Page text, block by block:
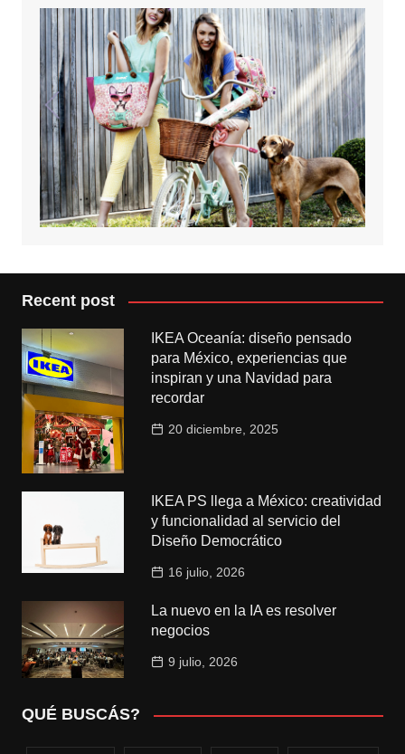
Recent post
IKEA Oceanía: diseño pensado
para México, experiencias que
inspiran y una Navidad para
recordar
20 diciembre, 2025
IKEA PS llega a México: creatividad
y funcionalidad al servicio del
Diseño Democrático
16 julio, 2026
La nuevo en la IA es resolver
negocios
9 julio, 2026
QUÉ BUSCÁS?